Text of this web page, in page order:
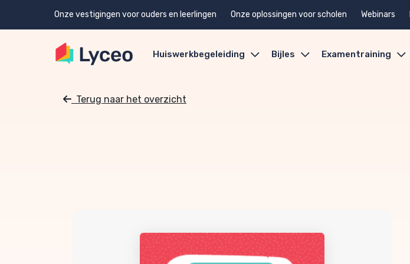
Onze vestigingen voor ouders en leerlingen Onze oplossingen voor scholen Webinars
Huiswerkbegeleiding Bijles Examentraining
Terug naar het overzicht